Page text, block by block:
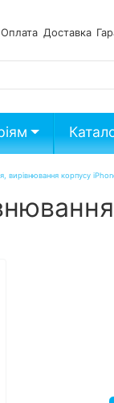
Оплата Доставка
вирівнювання корпусу